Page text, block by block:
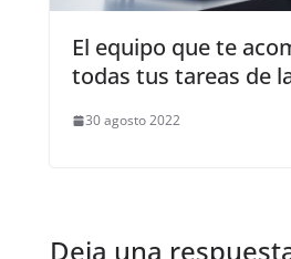
El equipo que te
todas tus tareas de
30 agosto 2022
Deja una